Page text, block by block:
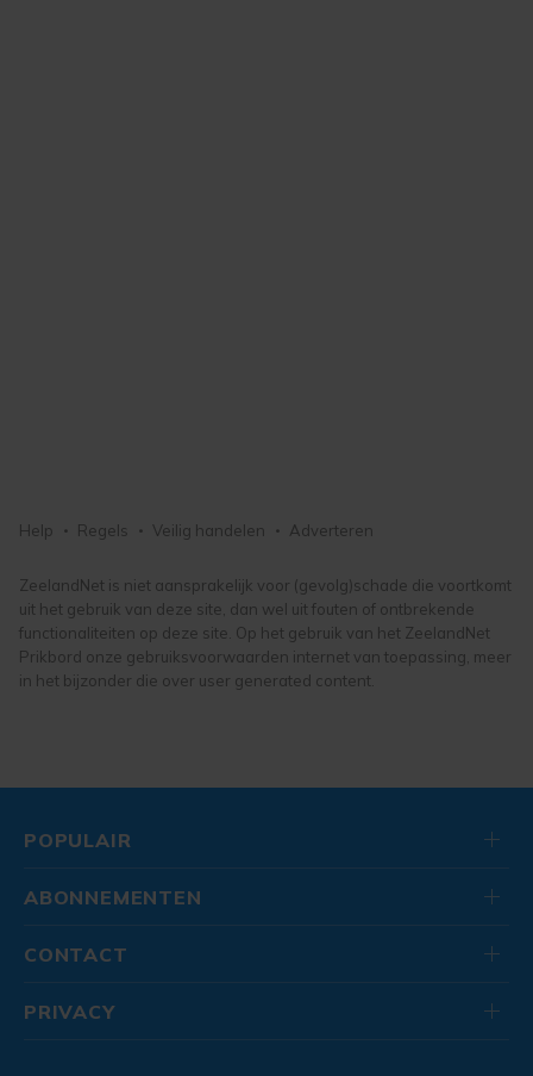
Help Regels Veilig handelen Adverteren
ZeelandNet is niet aansprakelijk voor (gevolg)schade die voortkomt
uit het gebruik van deze site, dan wel uit fouten of ontbrekende
functionaliteiten op deze site. Op het gebruik van het ZeelandNet
Prikbord onze gebruiksvoorwaarden internet van toepassing, meer
in het bijzonder die over user generated content.
POPULAIR
ABONNEMENTEN
CONTACT
PRIVACY